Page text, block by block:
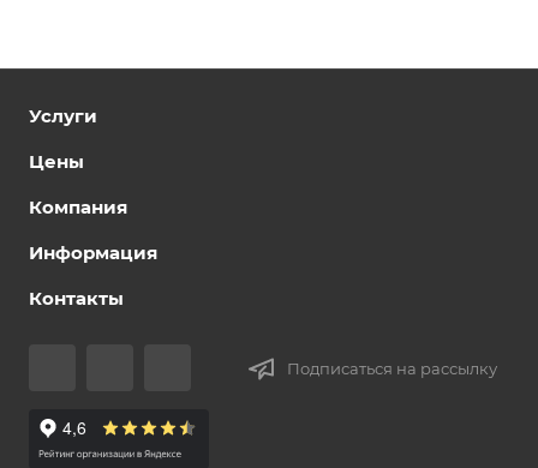
Услуги
Цены
Компания
Информация
Контакты
Подписаться на рассылку